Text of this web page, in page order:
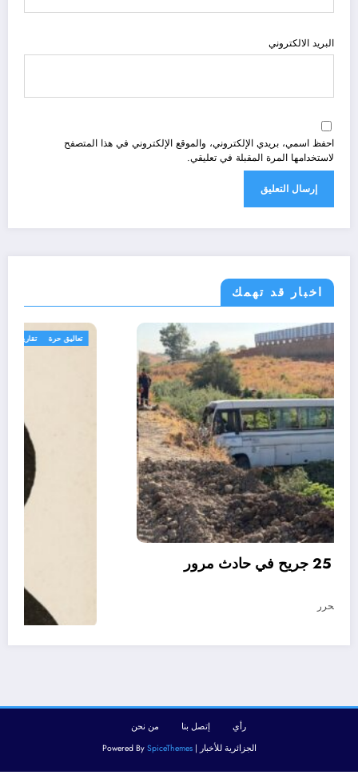
البريد الالكتروني
احفظ اسمي، بريدي الإلكتروني، والموقع الإلكتروني في هذا المتصفح
لاستخدامها المرة المقبلة في تعليقي.
اخبار قد تهمك
الجزائر الحدث
رأي إتصل بنا
من نحن